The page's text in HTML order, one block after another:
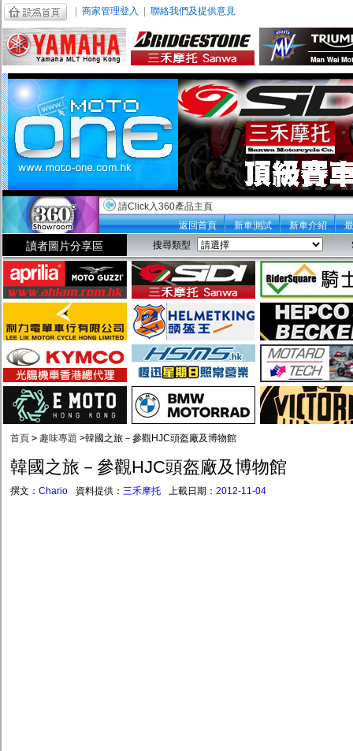
商家管理登入 聯絡我們及提供意見
請Click入360產品主頁
返回首頁
新車測試 新車介紹
讀者圖片分享區 搜尋類型
首頁 > 趣味專題 >韓國之旅－參觀HJC頭盔廠及博物館
韓國之旅－參觀HJC頭盔廠及博物館
撰文： Chario 資料提供： 三禾摩托 上載日期： 2012-11-04